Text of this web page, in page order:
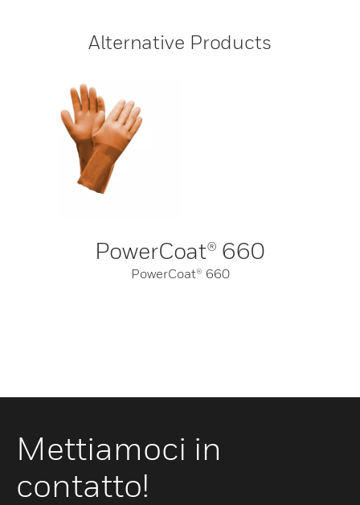
Alternative Products
PowerCoat® 660
PowerCoat® 660
Mettiamoci in
contatto!